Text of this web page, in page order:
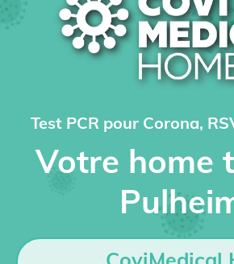
Test PCR pour Corona,
Votre home